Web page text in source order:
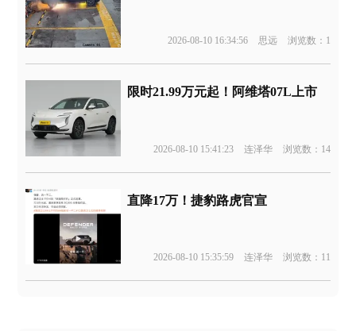
2026-08-10 16:34:56 思远 浏览数：1
限时21.99万元起！阿维塔07L上市
2026-08-10 15:41:23 连泽华 浏览数：14
直降17万！捷豹路虎官宣
2026-08-10 15:35:59 连泽华 浏览数：11